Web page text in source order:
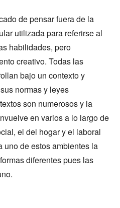
de pensar fuera de la
utilizada para referirse al
habilidades, pero
creativo. Todas las
bajo un contexto y
normas y leyes
son numerosos y la
en varios a lo largo de
el del hogar y el laboral
uno de estos ambientes la
diferentes pues las